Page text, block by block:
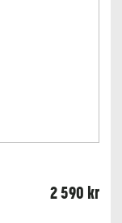
2 590 kr